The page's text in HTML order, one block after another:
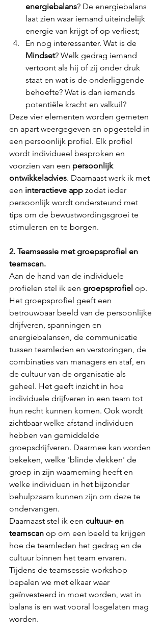
energiebalans? De energiebalans
laat zien waar iemand uiteindelijk
energie van krijgt of op verliest;
En nog interessanter. Wat is de
Mindset? Welk gedrag iemand
vertoont als hij of zij onder druk
staat en wat is de onderliggende
behoefte? Wat is dan iemands
potentiële kracht en valkuil?
Deze vier elementen worden gemeten
en apart weergegeven en opgesteld in
een persoonlijk profiel. Elk profiel
wordt individueel besproken en
voorzien van een persoonlijk
ontwikkeladvies. Daarnaast werk ik met
een interactieve app zodat ieder
persoonlijk wordt ondersteund met
tips om de bewustwordingsgroei te
stimuleren en te borgen.
2. Teamsessie met groepsprofiel en
teamscan.
Aan de hand van de individuele
profielen stel ik een groepsprofiel op.
Het groepsprofiel geeft een
betrouwbaar beeld van de persoonlijke
drijfveren, spanningen en
energiebalansen, de communicatie
tussen teamleden en verstoringen, de
combinaties van managers en staf, en
de cultuur van de organisatie als
geheel. Het geeft inzicht in hoe
individuele drijfveren in een team tot
hun recht kunnen komen. Ook wordt
zichtbaar welke afstand individuen
hebben van gemiddelde
groepsdrijfveren. Daarmee kan worden
bekeken, welke 'blinde vlekken' de
groep in zijn waarneming heeft en
welke individuen in het bijzonder
behulpzaam kunnen zijn om deze te
ondervangen.
Daarnaast stel ik een cultuur- en
teamscan op om een beeld te krijgen
hoe de teamleden het gedrag en de
cultuur binnen het team ervaren.
Tijdens de teamsessie workshop
bepalen we met elkaar waar
geïnvesteerd in moet worden, wat in
balans is en wat vooral losgelaten mag
worden.